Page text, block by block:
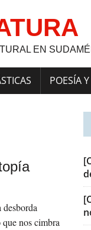
EN
POESÍA
nos cimbra